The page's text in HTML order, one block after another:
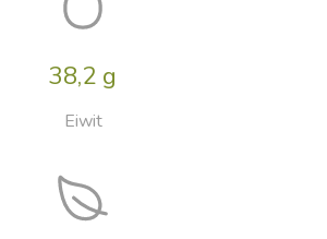
38,2 g
Eiwit